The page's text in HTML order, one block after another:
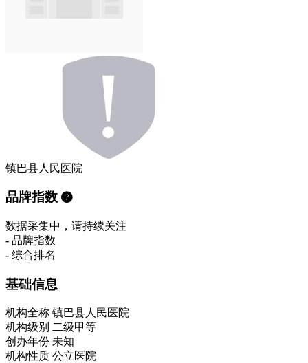
镇巴县人民医院
品牌指数
数据采集中，请持续关注
- 品牌指数
- 综合排名
基础信息
机构全称 镇巴县人民医院
机构级别 二级甲等
创办年份 未知
机构性质 公立医院